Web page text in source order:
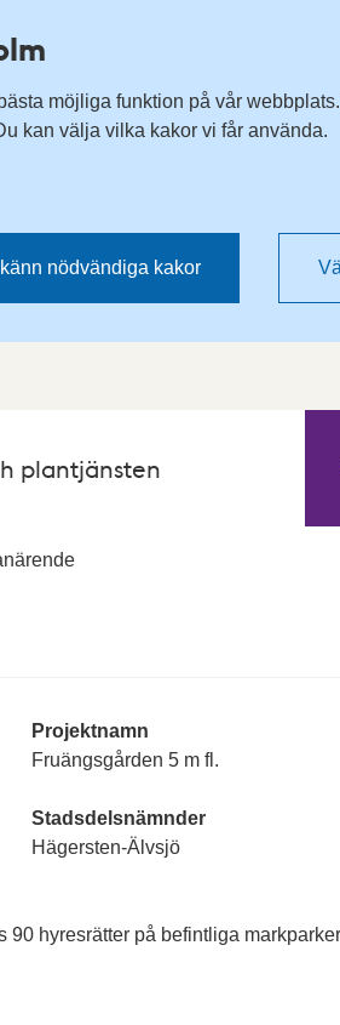
möjliga funktion på vår
kan välja vilka kakor vi får använda.
nödvändiga kakor
plantjänsten
Projektnamn
Fruängsgården 5 m fl.
Stadsdelsnämnder
Hägersten-Älvsjö
90 hyresrätter på befintliga